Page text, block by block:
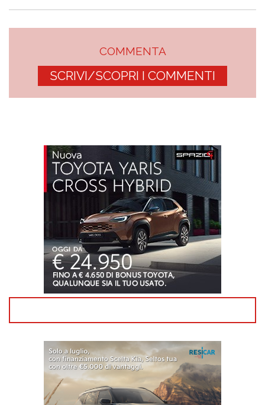
COMMENTA
SCRIVI/SCOPRI I COMMENTI